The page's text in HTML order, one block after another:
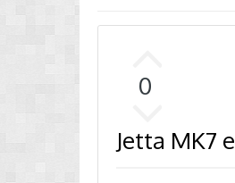
0
Jetta MK7